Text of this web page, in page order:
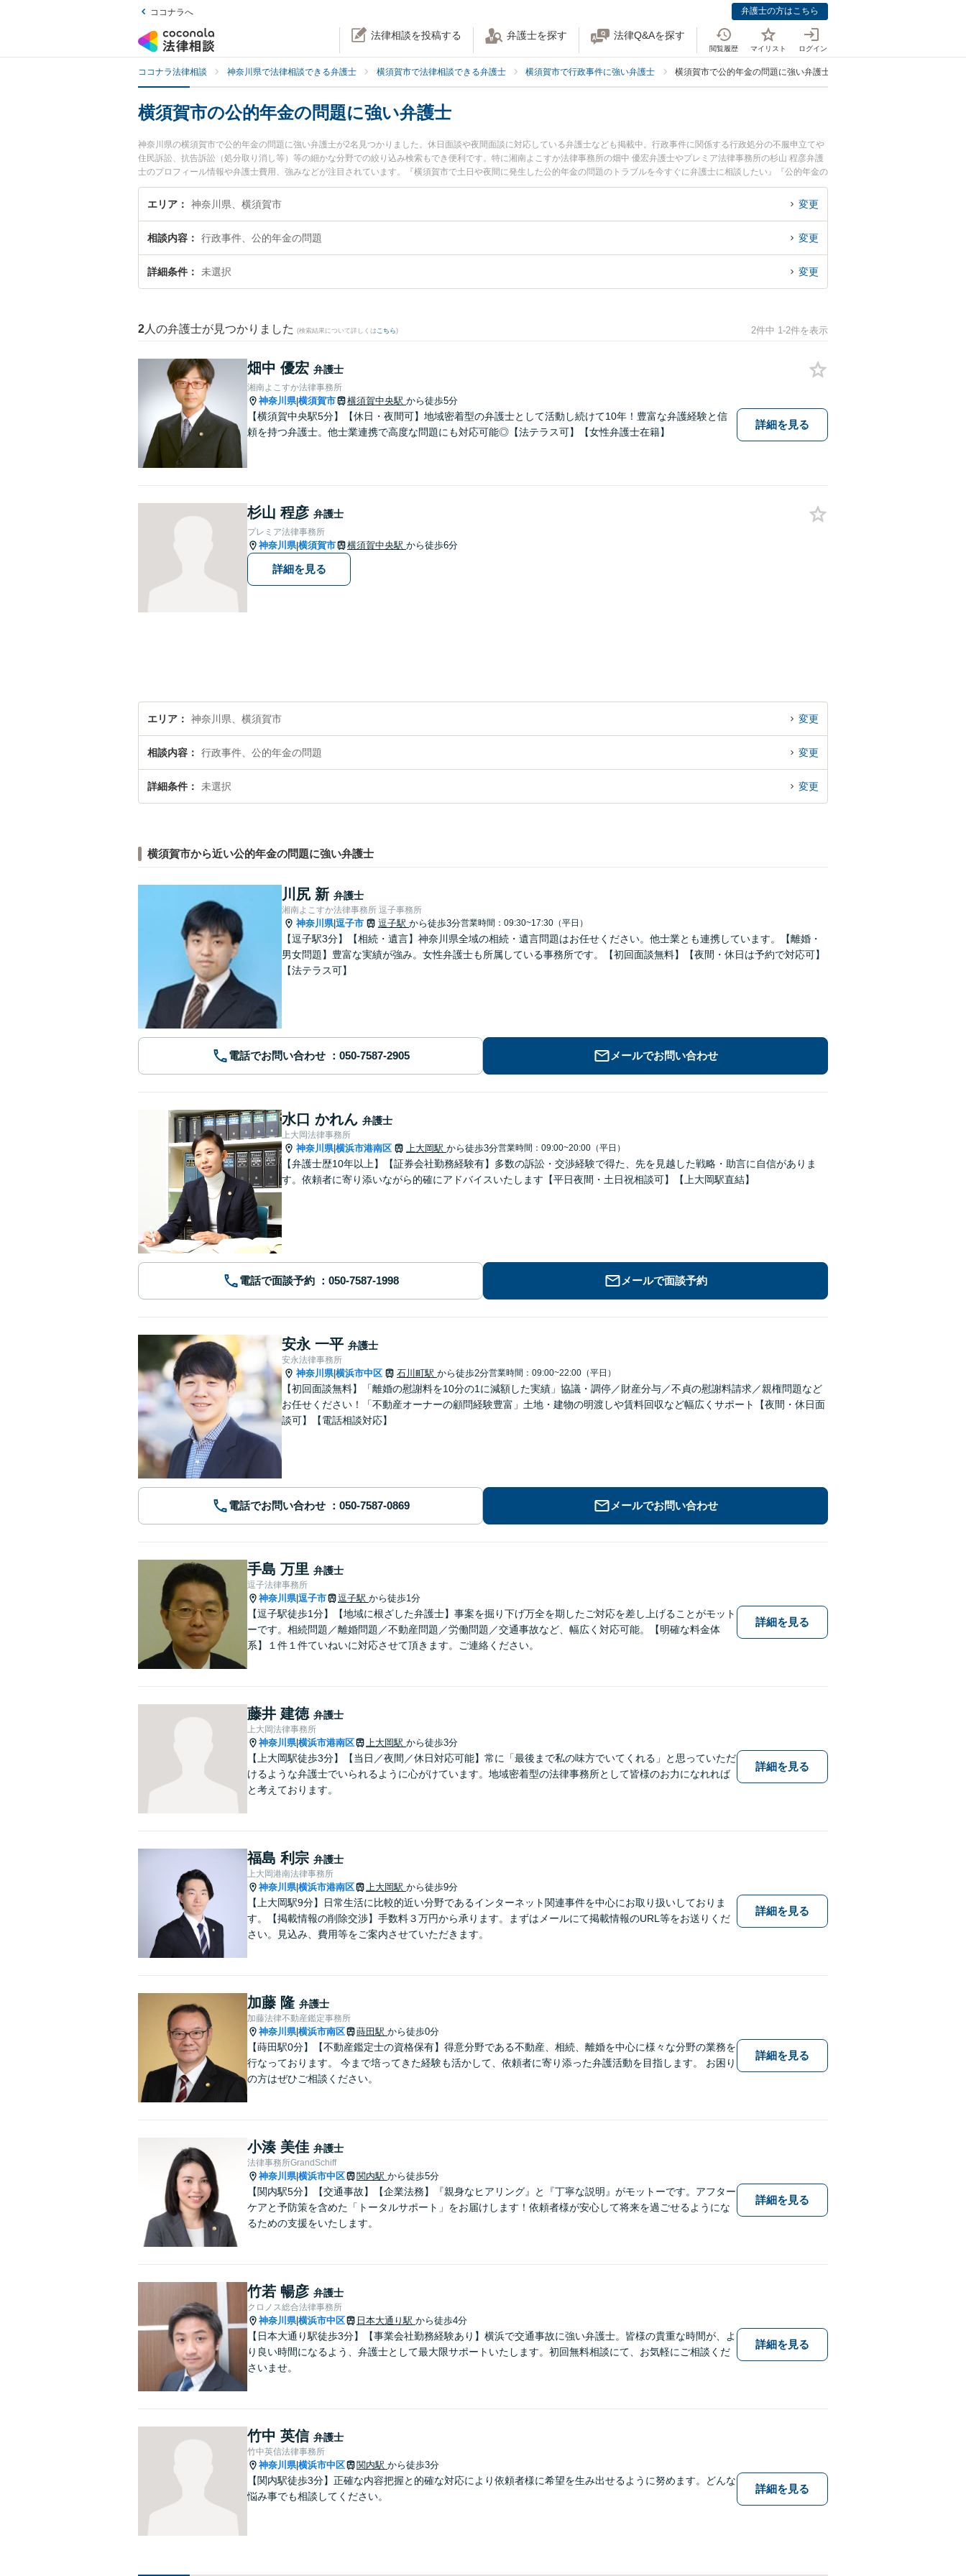
ココナラへ 弁護士の方はこちら
法律相談を投稿する 弁護士を探す 法律Q&Aを探す
閲覧履歴 マイリスト ログイン
ココナラ法律相談 神奈川県で法律相談できる弁護士 横須賀市で法律相談できる弁護士 横須賀市で行政事件に強い弁護士 横須賀市で公的年金の問題に強い弁護士
横須賀市の公的年金の問題に強い弁護士
神奈川県の横須賀市で公的年金の問題に強い弁護士が2名見つかりました。休日面談や夜間面談に対応している弁護士なども掲載中。行政事件に関係する行政処分の不服申立てや
住民訴訟、抗告訴訟（処分取り消し等）等の細かな分野での絞り込み検索もでき便利です。特に湘南よこすか法律事務所の畑中 優宏弁護士やプレミア法律事務所の杉山 程彦弁護
士のプロフィール情報や弁護士費用、強みなどが注目されています。『横須賀市で土日や夜間に発生した公的年金の問題のトラブルを今すぐに弁護士に相談したい』『公的年金の
問題のトラブル解決の実績豊富な近くの弁護士を検索したい』『初回相談無料で公的年金の問題を法律相談できる横須賀市内の弁護士に相談予約したい』などでお困りの相談者さ
んにおすすめです。
エリア 神奈川県、横須賀市 変更
相談内容 行政事件、公的年金の問題 変更
詳細条件 未選択 変更
2 人の弁護士が見つかりました (検索結果について詳しくは こちら) 2件中 1-2件を表示
畑中 優宏 弁護士
湘南よこすか法律事務所
神奈川県|横須賀市 横須賀中央駅 から徒歩5分
【横須賀中央駅5分】【休日・夜間可】地域密着型の弁護士として活動し続けて10年！豊富な弁護経験と信
頼を持つ弁護士。他士業連携で高度な問題にも対応可能◎【法テラス可】【女性弁護士在籍】
詳細を見る
杉山 程彦 弁護士
プレミア法律事務所
神奈川県|横須賀市 横須賀中央駅 から徒歩6分
詳細を見る
エリア 神奈川県、横須賀市 変更
相談内容 行政事件、公的年金の問題 変更
詳細条件 未選択 変更
横須賀市から近い公的年金の問題に強い弁護士
川尻 新 弁護士
湘南よこすか法律事務所 逗子事務所
神奈川県|逗子市 逗子駅 から徒歩3分営業時間：09:30~17:30（平日）
【逗子駅3分】【相続・遺言】神奈川県全域の相続・遺言問題はお任せください。他士業とも連携しています。【離婚・
男女問題】豊富な実績が強み。女性弁護士も所属している事務所です。【初回面談無料】【夜間・休日は予約で対応可】
【法テラス可】
電話でお問い合わせ メールでお問い合わせ
水口 かれん 弁護士
上大岡法律事務所
神奈川県|横浜市港南区 上大岡駅 から徒歩3分営業時間：09:00~20:00（平日）
【弁護士歴10年以上】【証券会社勤務経験有】多数の訴訟・交渉経験で得た、先を見越した戦略・助言に自信がありま
す。依頼者に寄り添いながら的確にアドバイスいたします【平日夜間・土日祝相談可】【上大岡駅直結】
電話で面談予約 メールで面談予約
安永 一平 弁護士
安永法律事務所
神奈川県|横浜市中区 石川町駅 から徒歩2分営業時間：09:00~22:00（平日）
【初回面談無料】「離婚の慰謝料を10分の1に減額した実績」協議・調停／財産分与／不貞の慰謝料請求／親権問題など
お任せください！「不動産オーナーの顧問経験豊富」土地・建物の明渡しや賃料回収など幅広くサポート【夜間・休日面
談可】【電話相談対応】
電話でお問い合わせ メールでお問い合わせ
手島 万里 弁護士
逗子法律事務所
神奈川県|逗子市 逗子駅 から徒歩1分
【逗子駅徒歩1分】【地域に根ざした弁護士】事案を掘り下げ万全を期したご対応を差し上げることがモット
ーです。相続問題／離婚問題／不動産問題／労働問題／交通事故など、幅広く対応可能。【明確な料金体
系】１件１件ていねいに対応させて頂きます。ご連絡ください。
詳細を見る
藤井 建徳 弁護士
上大岡法律事務所
神奈川県|横浜市港南区 上大岡駅 から徒歩3分
【上大岡駅徒歩3分】【当日／夜間／休日対応可能】常に「最後まで私の味方でいてくれる」と思っていただ
けるような弁護士でいられるように心がけています。地域密着型の法律事務所として皆様のお力になれれば
と考えております。
詳細を見る
福島 利宗 弁護士
上大岡港南法律事務所
神奈川県|横浜市港南区 上大岡駅 から徒歩9分
【上大岡駅9分】日常生活に比較的近い分野であるインターネット関連事件を中心にお取り扱いしておりま
す。【掲載情報の削除交渉】手数料３万円から承ります。まずはメールにて掲載情報のURL等をお送りくだ
さい。見込み、費用等をご案内させていただきます。
詳細を見る
加藤 隆 弁護士
加藤法律不動産鑑定事務所
神奈川県|横浜市南区 蒔田駅 から徒歩0分
【蒔田駅0分】【不動産鑑定士の資格保有】得意分野である不動産、相続、離婚を中心に様々な分野の業務を
行なっております。 今まで培ってきた経験も活かして、依頼者に寄り添った弁護活動を目指します。 お困り
の方はぜひご相談ください。
詳細を見る
小湊 美佳 弁護士
法律事務所GrandSchiff
神奈川県|横浜市中区 関内駅 から徒歩5分
【関内駅5分】【交通事故】【企業法務】『親身なヒアリング』と『丁寧な説明』がモットーです。アフター
ケアと予防策を含めた「トータルサポート」をお届けします！依頼者様が安心して将来を過ごせるようにな
るための支援をいたします。
詳細を見る
竹若 暢彦 弁護士
クロノス総合法律事務所
神奈川県|横浜市中区 日本大通り駅 から徒歩4分
【日本大通り駅徒歩3分】【事業会社勤務経験あり】横浜で交通事故に強い弁護士。皆様の貴重な時間が、よ
り良い時間になるよう、弁護士として最大限サポートいたします。初回無料相談にて、お気軽にご相談くだ
さいませ。
詳細を見る
竹中 英信 弁護士
竹中英信法律事務所
神奈川県|横浜市中区 関内駅 から徒歩3分
【関内駅徒歩3分】正確な内容把握と的確な対応により依頼者様に希望を生み出せるように努めます。どんな
悩み事でも相談してください。
詳細を見る